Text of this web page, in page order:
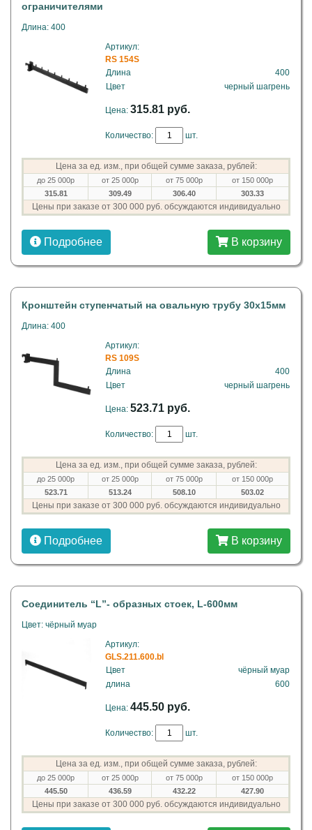
ограничителями
Длина: 400
Артикул:
RS 154S
Длина
400
Цвет
черный шагрень
Цена: 315.81 руб.
Количество: шт.
Цена за ед. изм., при общей сумме заказа, рублей:
до 25 000р от 25 000р от 75 000р
от 150 000р
315.81
309.49 306.40 303.33
Цены при заказе от 300 000 руб. обсуждаются индивидуально
Подробнее В корзину
Кронштейн ступенчатый на овальную трубу 30х15мм
Длина: 400
Артикул:
RS 109S
Длина
400
Цвет
черный шагрень
Цена: 523.71 руб.
Количество: шт.
Цена за ед. изм., при общей сумме заказа, рублей:
до 25 000р от 25 000р от 75 000р
от 150 000р
523.71
513.24 508.10 503.02
Цены при заказе от 300 000 руб. обсуждаются индивидуально
Подробнее В корзину
Соединитель “L”- образных стоек, L-600мм
Цвет: чёрный муар
Артикул:
GLS.211.600.bl
Цвет
чёрный муар
длина
600
Цена: 445.50 руб.
Количество: шт.
Цена за ед. изм., при общей сумме заказа, рублей:
до 25 000р от 25 000р от 75 000р
от 150 000р
445.50
436.59 432.22 427.90
Цены при заказе от 300 000 руб. обсуждаются индивидуально